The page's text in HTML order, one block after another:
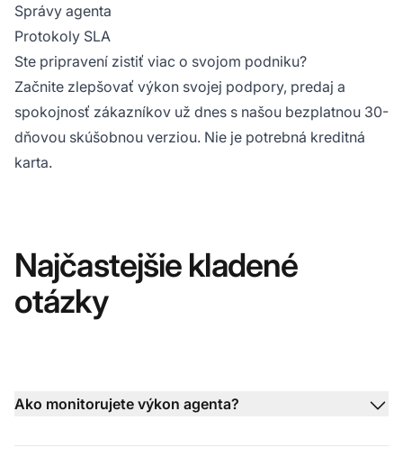
Správy agenta
Protokoly SLA
Ste pripravení zistiť viac o svojom podniku?
Začnite zlepšovať výkon svojej podpory, predaj a
spokojnosť zákazníkov už dnes s našou bezplatnou 30-
dňovou skúšobnou verziou. Nie je potrebná kreditná
karta.
Najčastejšie kladené
otázky
Ako monitorujete výkon agenta?